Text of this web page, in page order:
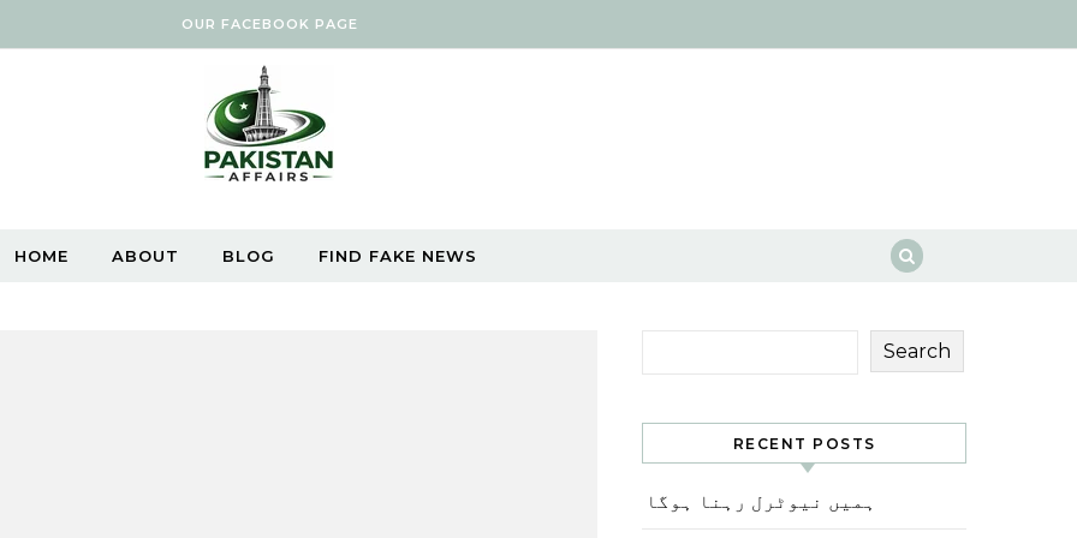
OUR FACEBOOK PAGE
HOME ABOUT BLOG FIND FAKE NEWS
Search
RECENT POSTS
ہمیں نیوٹرل رہنا ہوگا